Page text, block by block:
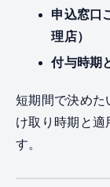
申込窓口
理店）
付与時期
短期間で決めた
け取り時期と適
す。